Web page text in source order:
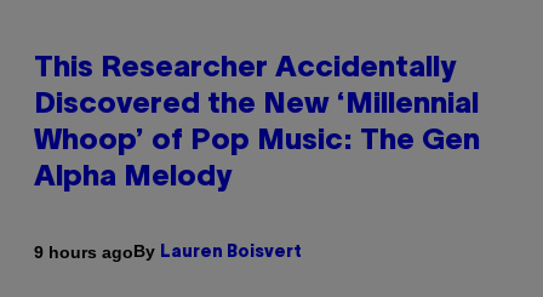
This Researcher Accidentally
Discovered the New ‘Millennial
Whoop’ of Pop Music: The Gen
Alpha Melody
9 hours agoBy Lauren Boisvert